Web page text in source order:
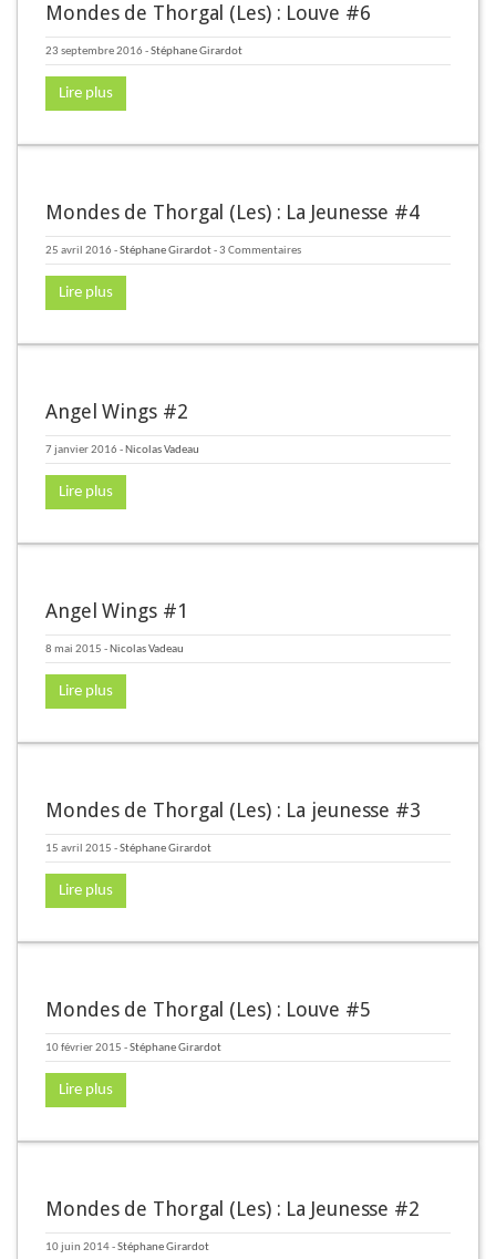
Mondes de Thorgal (Les) : Louve #6
23 septembre 2016 -Stéphane Girardot
Lire plus
Mondes de Thorgal (Les) : La Jeunesse #4
25 avril 2016 -Stéphane Girardot- 3 Commentaires
Lire plus
Angel Wings #2
7 janvier 2016 - Nicolas Vadeau
Lire plus
Angel Wings #1
8 mai 2015 - Nicolas Vadeau
Lire plus
Mondes de Thorgal (Les) : La jeunesse #3
15 avril 2015 -Stéphane Girardot
Lire plus
Mondes de Thorgal (Les) : Louve #5
10 février 2015 -Stéphane Girardot
Lire plus
Mondes de Thorgal (Les) : La Jeunesse #2
10 juin 2014-Stéphane Girardot